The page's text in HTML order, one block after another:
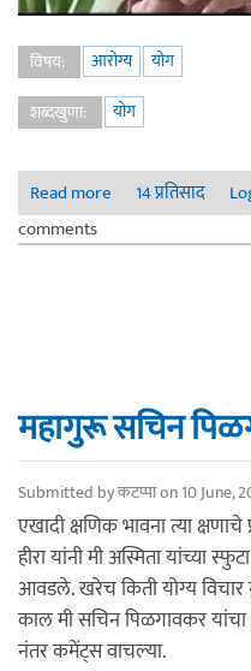
विषय: आरोग्य
योग
शब्दखुणा:
योग
Read more about गुरुवर्य
14 प्रतिसाद
comments
महागुरू सचिन
Submitted byकटप्पाon 10 June,
एखादी क्षणिक भावना त्या
हीरा यांनी मी अस्मिता यांच्या
आवडले. खरेच किती योग्य
काल मी सचिन पिळगावकर
नंतर कमेंट्स वाचल्या.